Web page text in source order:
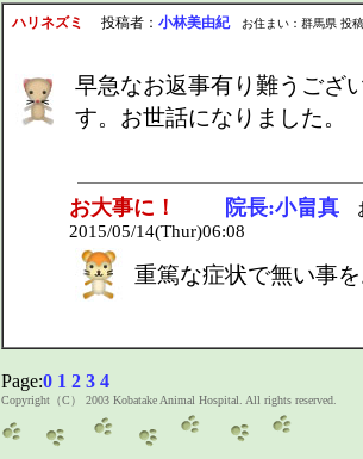
ハリネズミ 投稿者： 小林美由紀お住まい：群馬県 投稿
早急なお返事有り難うござ
す。お世話になりました。
お大事に！ 院長:小畠真
2015/05/14(Thur)06:08
重篤な症状で無い事
Page:0 1 2 3 4
Copyright（C） 2003 Kobatake Animal Hospital. All rights reserved.